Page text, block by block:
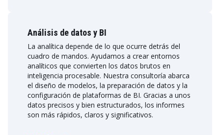
Análisis de datos y BI
La analítica depende de lo que ocurre detrás del
cuadro de mandos. Ayudamos a crear entornos
analíticos que convierten los datos brutos en
inteligencia procesable. Nuestra consultoría abarca
el diseño de modelos, la preparación de datos y la
configuración de plataformas de BI. Gracias a unos
datos precisos y bien estructurados, los informes
son más rápidos, claros y significativos.